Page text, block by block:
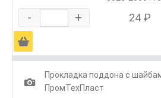
- + 24 ₽
Ä
1
Прокладка поддона с
ПромТехПласт